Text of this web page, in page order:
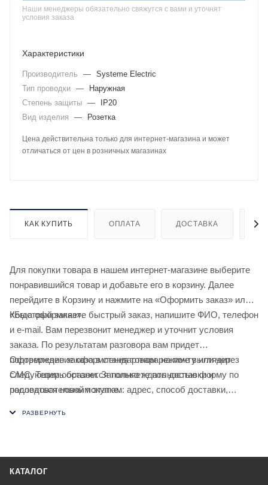
Наши менеджеры обязательно свяжутся с вами и уточнят
условия заказа
Характеристики
Производитель — Systeme Electric
Тип проводки —
Наружная
Степень защиты —
IP20
Вид изделия
— Розетка
Цена действительна только для интернет-магазина и может
отличаться от цен в розничных магазинах
КАК КУПИТЬ ОПЛАТА ДОСТАВКА
Для покупки товара в нашем интернет-магазине выберите
понравившийся товар и добавьте его в корзину. Далее
перейдите в Корзину и нажмите на «Оформить заказ» или
«Быстрый заказ».
Когда оформляете быстрый заказ, напишите ФИО, телефон
и e-mail. Вам перезвонит менеджер и уточнит условия
заказа. По результатам разговора вам придет
подтверждение оформления товара на почту или через
СМС. Теперь останется только ждать доставки и
радоваться новой покупке.
Оформление заказа в стандартном режиме выглядит
следующим образом. Заполняете полностью форму по
последовательным этапам: адрес, способ доставки,
КАТАЛОГ